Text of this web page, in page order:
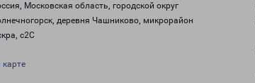
Московская область, городской округ
деревня Чашниково, микрорайон
с2С
карте